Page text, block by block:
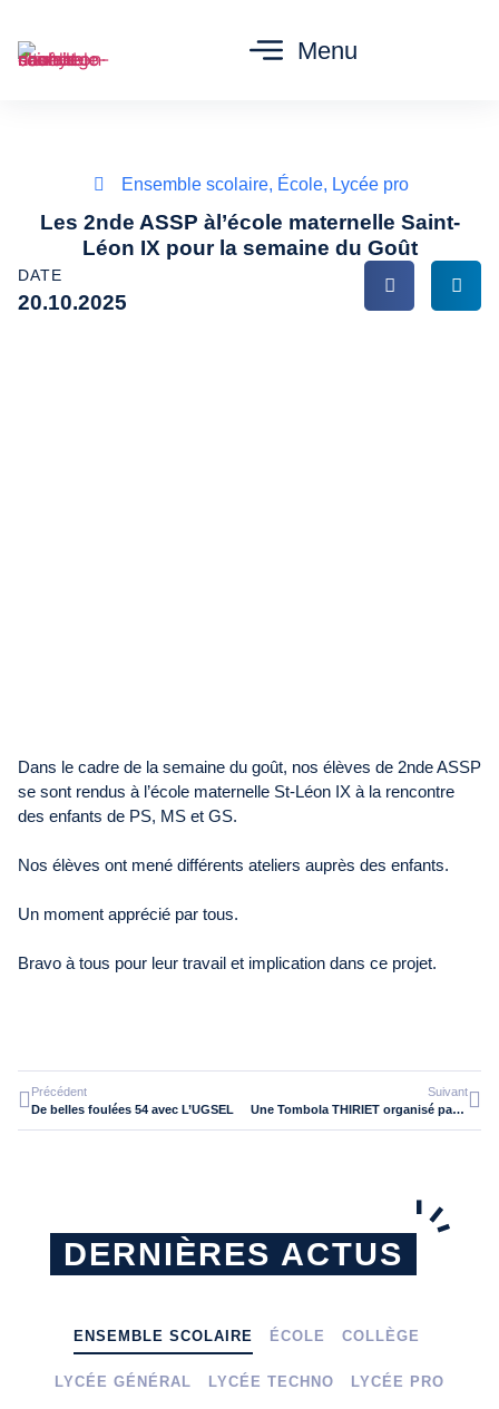
Menu
Ensemble scolaire, École, Lycée pro
Les 2nde ASSP àl’école maternelle Saint-
Léon IX pour la semaine du Goût
DATE
20.10.2025
Dans le cadre de la semaine du goût, nos élèves de 2nde ASSP
se sont rendus à l’école maternelle St-Léon IX à la rencontre
des enfants de PS, MS et GS.
Nos élèves ont mené différents ateliers auprès des enfants.
Un moment apprécié par tous.
Bravo à tous pour leur travail et implication dans ce projet.
Précédent
De belles foulées 54 avec L’UGSEL
Suivant
Une Tombola THIRIET organisé par les élèves de 2nde MRC1
DERNIÈRES ACTUS
ENSEMBLE SCOLAIRE ÉCOLE COLLÈGE
LYCÉE GÉNÉRAL LYCÉE TECHNO LYCÉE PRO